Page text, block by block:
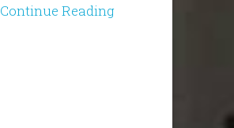
Continue Reading